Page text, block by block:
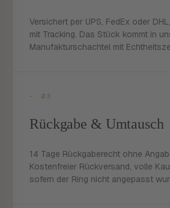
Versichert per UPS, FedEx oder
mit Tracking. Das Stück kommt in
Manufakturschachtel mit
- 03
Rückgabe & Umtausch
14 Tage Rückgaberecht ohne
Kostenfreier Rückversand, volle
sofern der Ring nicht angepasst